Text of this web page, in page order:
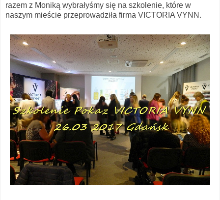
razem z Moniką wybrałyśmy się na szkolenie, które w
naszym mieście przeprowadziła firma VICTORIA VYNN.